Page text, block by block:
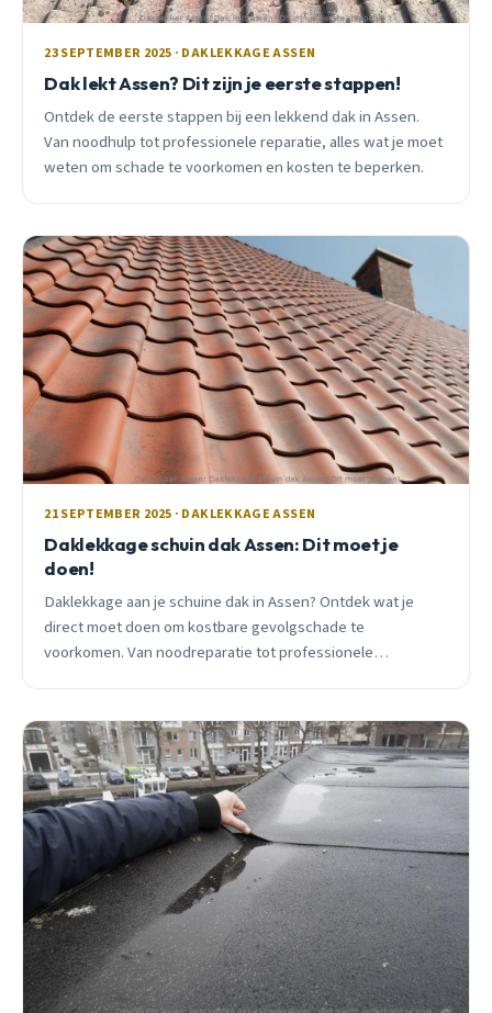
23 SEPTEMBER 2025 · DAKLEKKAGE ASSEN
Dak lekt Assen? Dit zijn je eerste stappen!
Ontdek de eerste stappen bij een lekkend dak in Assen.
Van noodhulp tot professionele reparatie, alles wat je moet
weten om schade te voorkomen en kosten te beperken.
21 SEPTEMBER 2025 · DAKLEKKAGE ASSEN
Daklekkage schuin dak Assen: Dit moet je
doen!
Daklekkage aan je schuine dak in Assen? Ontdek wat je
direct moet doen om kostbare gevolgschade te
voorkomen. Van noodreparatie tot professionele